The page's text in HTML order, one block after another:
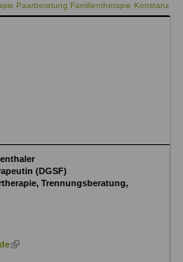
Paarberatung Familientherapie Konstanz
(DGSF)
Trennungsberatung,
(link